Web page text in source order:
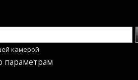
камерой
параметрам